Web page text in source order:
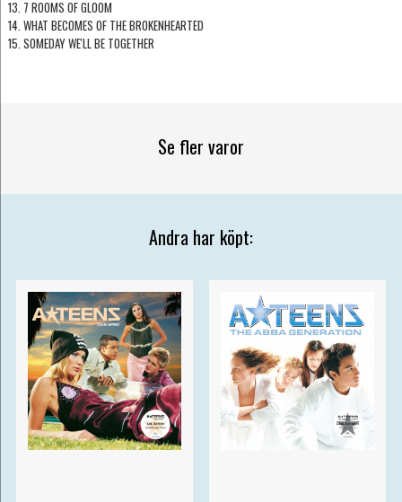
13. 7 ROOMS OF GLOOM
14. WHAT BECOMES OF THE BROKENHEARTED
15. SOMEDAY WE'LL BE TOGETHER
Se fler varor
Andra har köpt: